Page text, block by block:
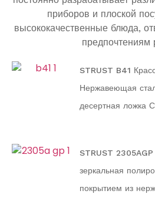
приборов и плоской
высококачественные блюда,
предпочтениям
STRUST B41
Нержавеющая
десертная ложка
STRUST 2305AGP
зеркальная
покрытием из